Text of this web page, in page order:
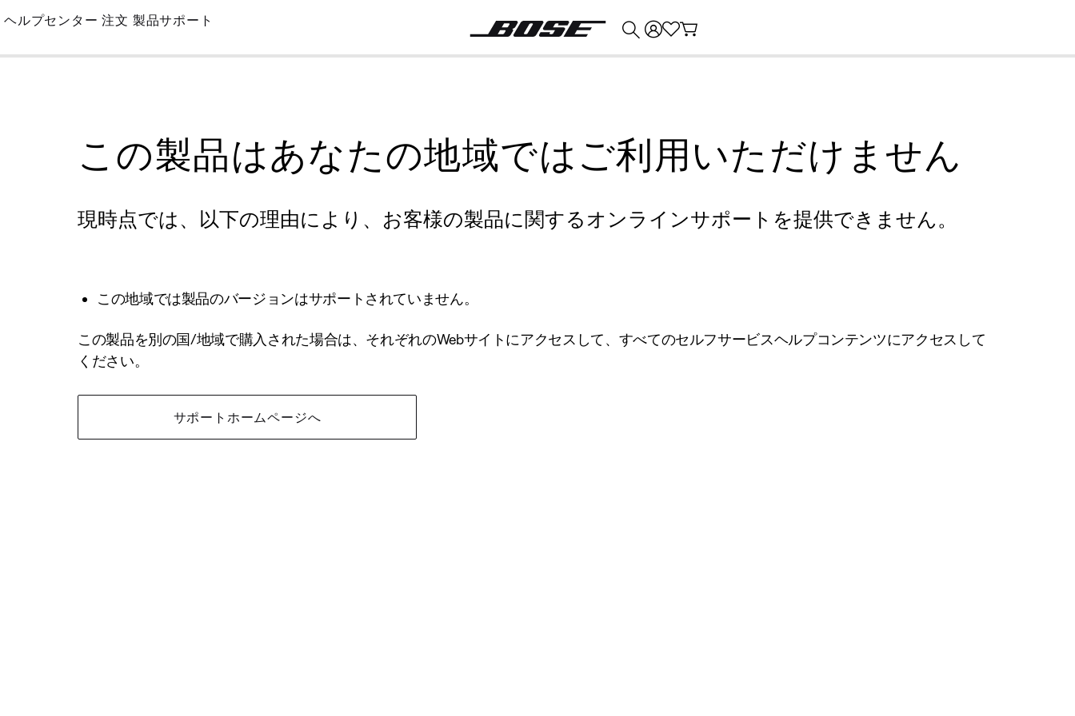
Skip
Main
ヘルプセンター 注文 製品サポート
この製品はあなたの地域ではご利用いただけません
現時点では、以下の理由により、お客様の製品に関するオンラインサポートを提供できません。
この地域では製品のバージョンはサポートされていません。
この製品を別の国/地域で購入された場合は、それぞれのWebサイトにアクセスして、すべてのセルフサービスヘルプコンテンツにアクセスして
ください。
サポートホームページへ